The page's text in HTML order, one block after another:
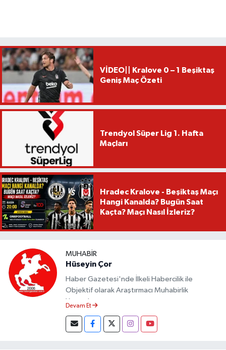
VİDEO|| Kralove 0 – 1 Beşiktaş
Geniş Maç Özeti
Trendyol Süper Lig 1. Hafta
Maçları
Hradec Kralove - Beşiktaş Maçı
Hangi Kanalda? Bugün Saat
Kaçta? Maçı Nasıl İzleriz?
MUHABIR
Hüseyin Çor
Haber Gazetesi'nde İlkeli Habercilik ile
Objektif olarak Araştırmacı Muhabirlik
Yapmaktayım.
Devam Et